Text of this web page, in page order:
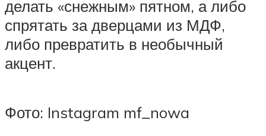
делать «снежным» пятном, а либо
спрятать за дверцами из МДФ,
либо превратить в необычный
акцент.
Фото: Instagram mf_nowa